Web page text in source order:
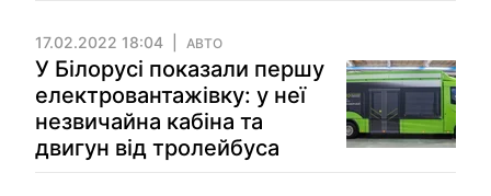
17.02.2022 18:04 АВТО
У Білорусі показали першу
електровантажівку: у неї
незвичайна кабіна та
двигун від тролейбуса